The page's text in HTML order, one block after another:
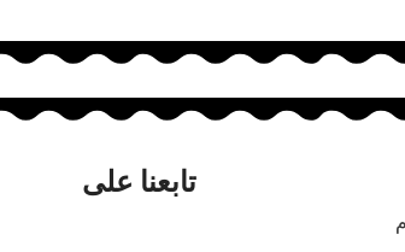
تابعنا على